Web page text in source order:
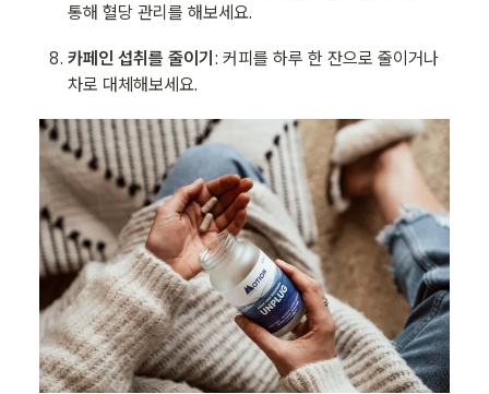
통해 혈당 관리를 해보세요.
카페인 섭취를 줄이기 : 커피를 하루 한 잔으로 줄이거나
차로 대체해보세요.